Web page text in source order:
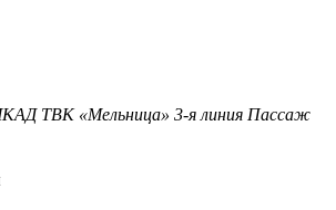
ТВК «Мельница» 3-я линия Пассаж